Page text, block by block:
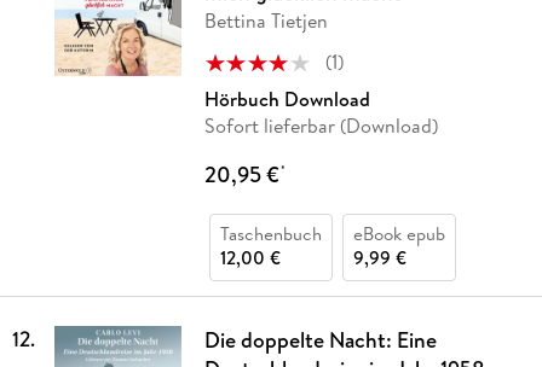
Bettina Tietjen
(1)
Hörbuch Download
Sofort lieferbar (Download)
20,95 €*
Taschenbuch
12,00 €
eBook epub
9,99 €
12.
Die doppelte Nacht: Eine